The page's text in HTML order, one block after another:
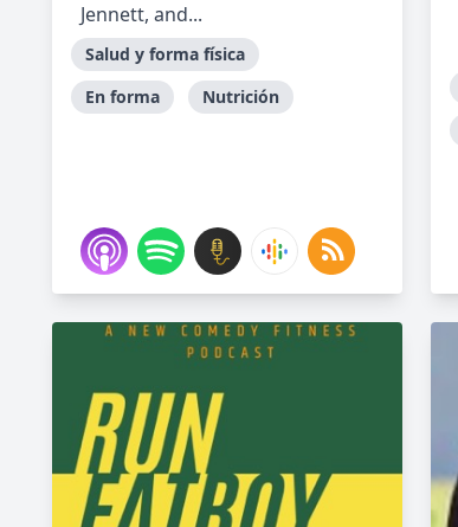
Jennett, and...
Salud y forma física
En forma
Nutrición